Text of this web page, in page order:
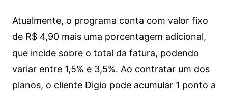
Atualmente, o programa conta com valor fixo
de R$ 4,90 mais uma porcentagem adicional,
que incide sobre o total da fatura, podendo
variar entre 1,5% e 3,5%. Ao contratar um dos
planos, o cliente Digio pode acumular 1 ponto a